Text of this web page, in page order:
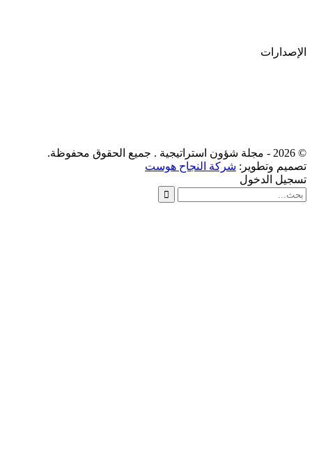
الإصدارات
© 2026 - مجلة شؤون استراتيجية . جميع الحقوق محفوظة.
تصميم وتطوير: شركة النجاح هوست
تسجيل الدخول